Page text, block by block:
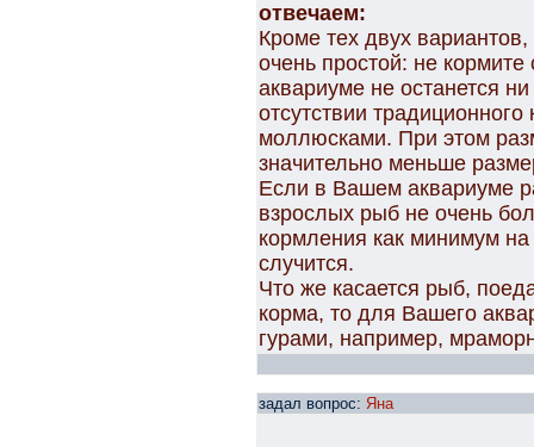
отвечаем:
Кроме тех двух
очень простой: не
аквариуме не останется
отсутствии
моллюсками. При этом
значительно меньше
Если в Вашем аквариуме
взрослых рыб не очень
кормления как минимум
случится.
Что же касается рыб,
корма, то для Вашего
гурами, например,
задал вопрос: Яна